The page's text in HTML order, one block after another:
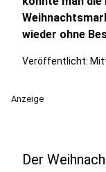
wieder ohne
Veröffentlicht:
Anzeige
Der